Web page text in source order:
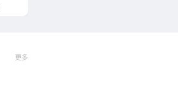
更多